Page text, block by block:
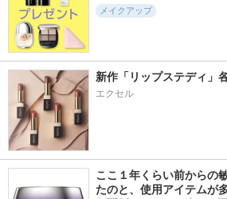
メイクアップ
新作「リップステディ」
エクセル
ここ１年くらい前からの
たのと、使用アイテムが